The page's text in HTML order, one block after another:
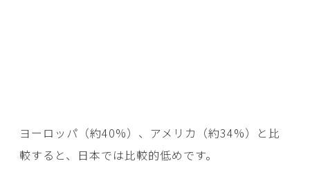
ヨーロッパ（約40%）、アメリカ（約34%）と比
較すると、日本では比較的低めです。